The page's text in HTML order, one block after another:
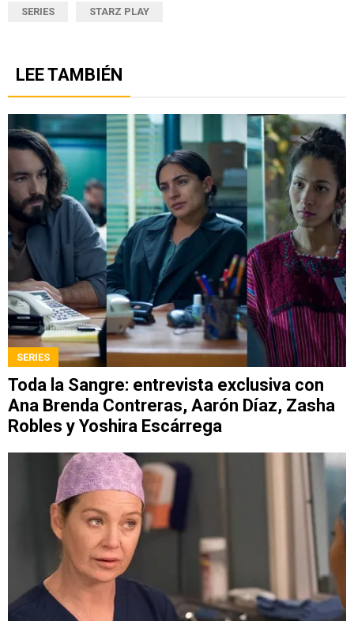
SERIES STARZ PLAY
LEE TAMBIÉN
SERIES
Toda la Sangre: entrevista exclusiva con
Ana Brenda Contreras, Aarón Díaz, Zasha
Robles y Yoshira Escárrega